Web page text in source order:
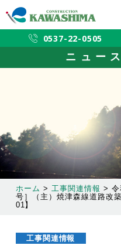
0537-22-0505
ニュー
ホーム > 工事関連情報 >
号］（主）焼津森線道路改
01】
工事関連情報